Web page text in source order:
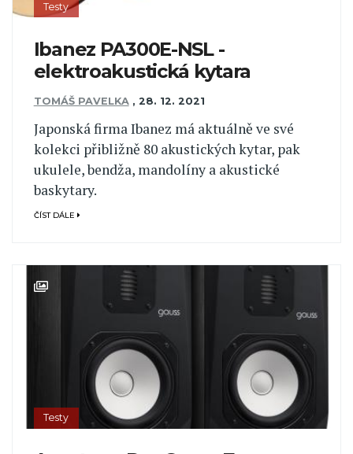
Testy
Ibanez PA300E-NSL -
elektroakustická kytara
TOMÁŠ PAVELKA , 28. 12. 2021
Japonská firma Ibanez má aktuálně ve své
kolekci přibližně 80 akustických kytar, pak
ukulele, bendža, mandolíny a akustické
baskytary.
ČÍST DÁLE
Testy